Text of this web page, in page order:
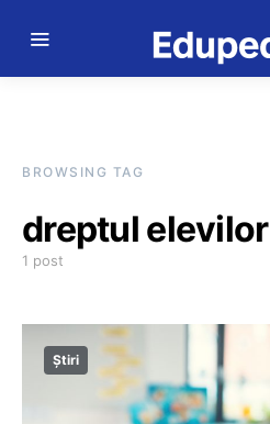
BROWSING TAG
dreptul elevilor
1 post
Știri